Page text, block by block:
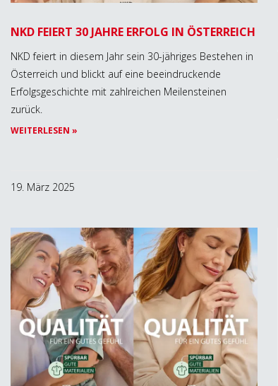
NKD FEIERT 30 JAHRE ERFOLG IN ÖSTERREICH
NKD feiert in diesem Jahr sein 30-jähriges Bestehen in
Österreich und blickt auf eine beeindruckende
Erfolgsgeschichte mit zahlreichen Meilensteinen
zurück.
WEITERLESEN »
19. März 2025